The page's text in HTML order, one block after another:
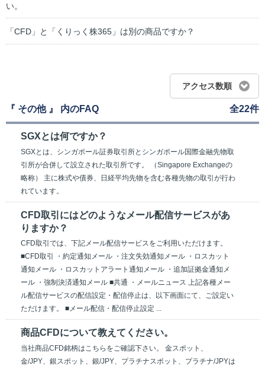
い。
「CFD」と「くりっく株365」は別の商品ですか？
アクセス数順
『 その他 』 内のFAQ 全22件
SGXとは何ですか？
SGXとは、シンガポール証券取引所とシンガポール国際金融先物取
引所が合併して設立された取引所です。 （Singapore Exchangeの
略称） 主に株式や債券、日経平均先物を含む各種先物の取引が行わ
れています。
CFD取引にはどのようなメール配信サービスがあ
りますか？
CFD取引では、下記メール配信サービスをご利用いただけます。
■CFD取引 ・約定通知メール ・注文失効通知メール ・ロスカット
通知メール ・ロスカットアラート通知メール ・追加証拠金通知メ
ール ・強制決済通知メール ■共通 ・メールニュース 上記各種メー
ル配信サービスの配信設定・配信停止は、以下画面にて、ご設定い
ただけます。 ■メール配信・配信停止設定 ...
商品CFDについて教えてください。
当社商品CFD銘柄はこちらをご確認下さい。 金スポット、
金/JPY、銀スポット、銀/JPY、プラチナスポット、プラチナ/JPYは